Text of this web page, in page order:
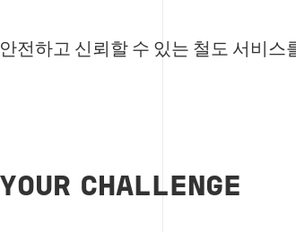
안전하고 신뢰할 수 있는 철도 서비스
YOUR CHALLENGE